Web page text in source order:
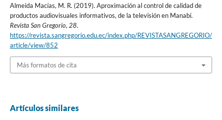
Almeida Macías, M. R. (2019). Aproximación al control de calidad de
productos audiovisuales informativos, de la televisión en Manabí.
Revista San Gregorio, 28.
https://revista.sangregorio.edu.ec/index.php/REVISTASANGREGORIO/
article/view/852
Más formatos de cita
Artículos similares